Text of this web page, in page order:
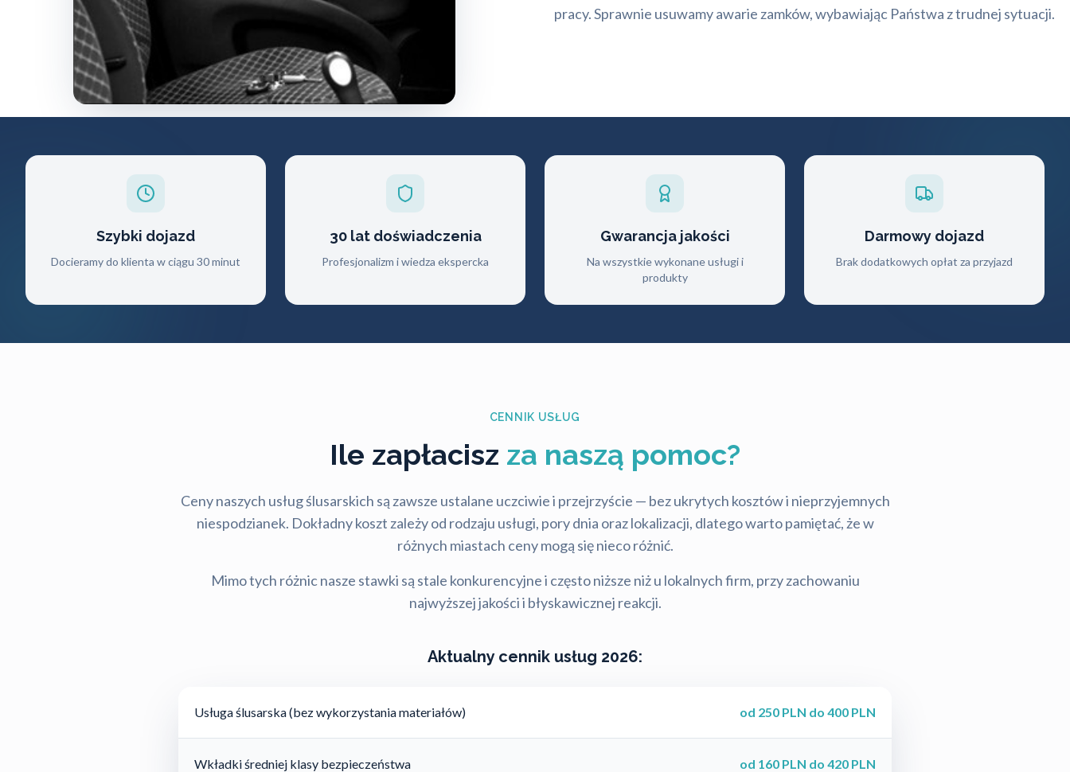
pracy. Sprawnie usuwamy awarie zamków, wybawiając Państwa z trudnej sytuacji.
Szybki dojazd
Docieramy do klienta w ciągu 30 minut
30 lat doświadczenia
Profesjonalizm i wiedza ekspercka
Gwarancja jakości
Na wszystkie wykonane usługi i
produkty
Darmowy dojazd
Brak dodatkowych opłat za przyjazd
CENNIK USŁUG
Ile zapłacisz za naszą pomoc?
Ceny naszych usług ślusarskich są zawsze ustalane uczciwie i przejrzyście — bez ukrytych kosztów i nieprzyjemnych
niespodzianek. Dokładny koszt zależy od rodzaju usługi, pory dnia oraz lokalizacji, dlatego warto pamiętać, że w
różnych miastach ceny mogą się nieco różnić.
Mimo tych różnic nasze stawki są stale konkurencyjne i często niższe niż u lokalnych firm, przy zachowaniu
najwyższej jakości i błyskawicznej reakcji.
Aktualny cennik usług 2026:
Usługa ślusarska (bez wykorzystania materiałów) od 250 PLN do 400 PLN
Wkładki średniej klasy bezpieczeństwa od 160 PLN do 420 PLN